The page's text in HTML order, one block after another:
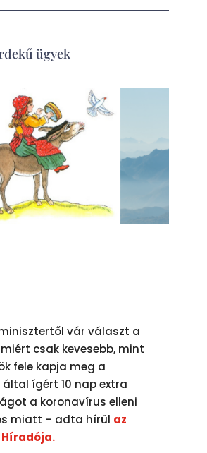
ügyek
vár választ a
miért csak kevesebb, mint
fele kapja meg a
ígért 10 nap extra
a koronavírus elleni
miatt – adta hírül az
Híradója.